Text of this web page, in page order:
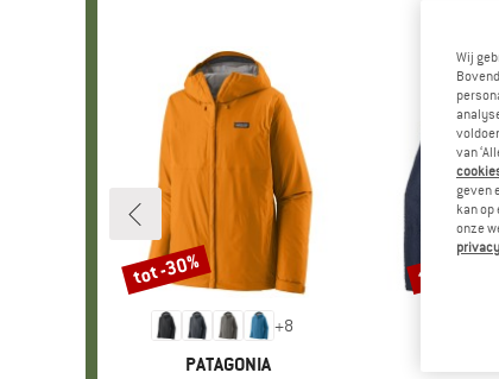
+8
MERK
PATAGONIA
Korting
tot -30% Korting
tot -32%
Wij
van
geven
kan
onze